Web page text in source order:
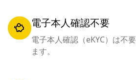
電子本人確認不要
電子本人確認（eKYC）は不
ます。